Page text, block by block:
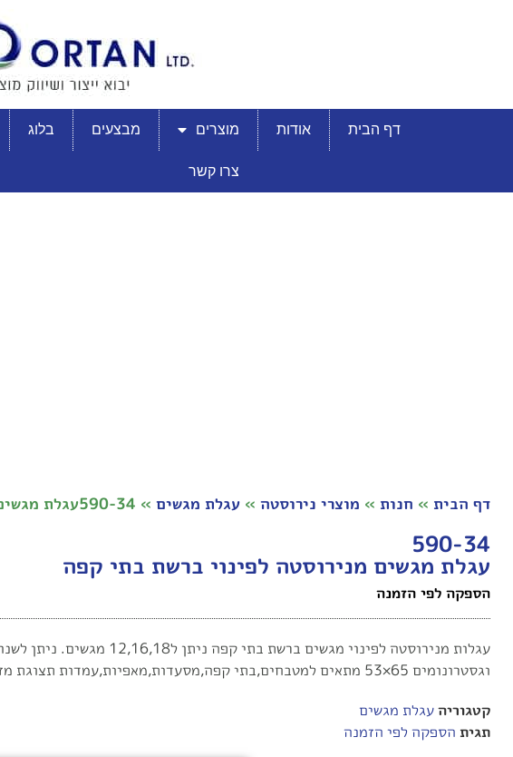
דף הבית אודות מוצרים מבצעים בלוג
צרו קשר
דף הבית » חנות » מוצרי נירוסטה » עגלת מגשים » 590-34עגלת מגשים מנירוסטה לפינוי ברשת בתי קפה
590-34
עגלת מגשים מנירוסטה לפינוי ברשת בתי קפה
הספקה לפי הזמנה
וגסטרונומים 65×53 מתאים למטבחים,בתי קפה,מסעדות,מאפיות,עמדות תצוגת מזון.
קטגוריהעגלת מגשים
תגית הספקה לפי הזמנה